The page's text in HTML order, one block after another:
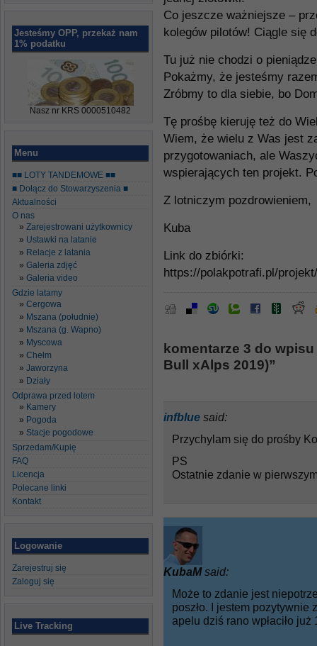
Jesteśmy OPP, przekaż nam
1% podatku
Nasz nr KRS 0000510482
Menu
■■ LOTY TANDEMOWE ■■
■ Dołącz do Stowarzyszenia ■
Aktualności
O nas
Zarejestrowani użytkownicy
Ustawki na latanie
Relacje z latania
Galeria zdjęć
Galeria video
Gdzie latamy
Cergowa
Mszana (południe)
Mszana (g. Wapno)
Myscowa
Chełm
Jaworzyna
Działy
Odprawa przed lotem
Kamery
Pogoda
Stacje pogodowe
Sprzedam/Kupię
FAQ
Licencja
Polecane linki
Kontakt
Logowanie
Zarejestruj się
Zaloguj się
Live Tracking
Co jeszcze ważniejsze –
kolegów pilotów! Ciągle się
Tu już nie chodzi o
Pokażmy, że jesteśmy
Zróbmy to dla siebie, bo
Tę prośbę kieruję też do
Wiem, że wielu z Was jest
przygotowaniach, ale
wspierających ten projekt.
Z lotniczym pozdrowieniem,
Kuba
Link do zbiórki:
https://polakpotrafi.pl/
komentarze 3 do
Bull xAlps 2019)”
infblue said:
Przychylam się do prośby
PS
Ostatnie zdanie w
KubaMsaid:
Może to zdanie jest
poszło. I jestem
apelu dziś rano wpłaciło